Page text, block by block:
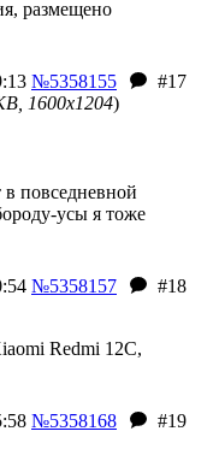
размещено
№5358155
#17
1600x1204)
в повседневной
усы я тоже
№5358157
#18
Redmi 12C,
№5358168
#19